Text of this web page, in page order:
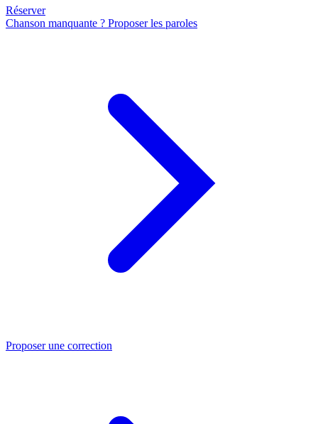
Réserver
Chanson manquante ? Proposer les paroles
Proposer une correction